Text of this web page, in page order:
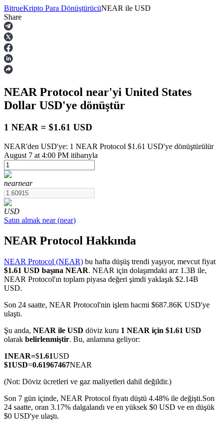
Vadeli İşlemler
USDT Vadeli İşlemleri
COIN-M Vadeli İşlemleri
Kripto Para Vadeli İşlemleri
Hisse senetleri, döviz, değerli metaller ve emtia türevleri
BitrueKripto Para DönüştürücüNEAR ile USD
Share
NEAR Protocol near'yi United States
Dollar USD'ye dönüştür
1 NEAR = $1.61 USD
NEAR'den USD'ye: 1 NEAR Protocol $1.61 USD'ye dönüştürülür
August 7 at 4:00 PM itibarıyla
nearnear
USD
Satın almak near(near)
NEAR Protocol Hakkında
NEAR Protocol (NEAR) bu hafta düşüş trendi yaşıyor, mevcut fiyat
$1.61 USD başına NEAR. NEAR için dolaşımdaki arz 1.3B ile,
NEAR Protocol'ın toplam piyasa değeri şimdi yaklaşık $2.14B
USD.
Son 24 saatte, NEAR Protocol'nin işlem hacmi $687.86K USD'ye
ulaştı.
Şu anda, NEAR ile USD döviz kuru 1 NEAR için $1.61 USD
olarak belirlenmiştir. Bu, anlamına geliyor:
1NEAR=$1.61USD
$1USD=0.61967467NEAR
(Not: Döviz ücretleri ve gaz maliyetleri dahil değildir.)
Son 7 gün içinde, NEAR Protocol fiyatı düştü 4.48% ile değişti.Son
24 saatte, oran 3.17% dalgalandı ve en yüksek $0 USD ve en düşük
$0 USD'ye ulaştı.